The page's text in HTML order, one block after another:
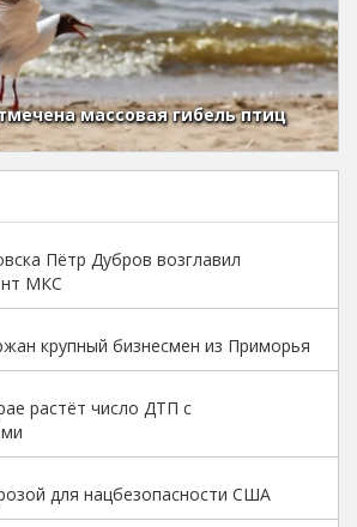
массовая гибель птиц
Пётр Дубров возглавил
МКС
крупный бизнесмен из Приморья
растёт число ДТП с
для нацбезопасности США